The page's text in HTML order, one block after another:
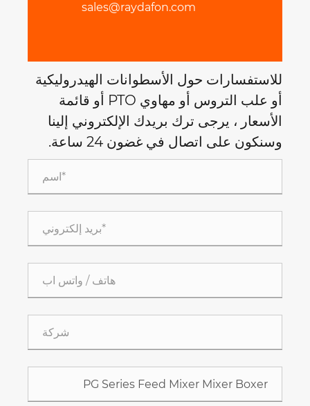
sales@raydafon.com
للاستفسارات حول الأسطوانات الهيدروليكية
أو علب التروس أو مهاوي PTO أو قائمة
الأسعار ، يرجى ترك بريدك الإلكتروني إلينا
وسنكون على اتصال في غضون 24 ساعة.